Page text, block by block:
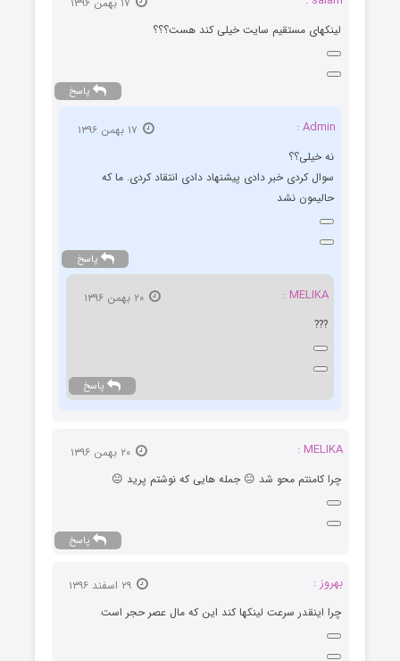
لینکهای مستقیم سایت خیلی کند هست؟؟؟
پاسخ
Admin :
نه خیلی؟؟
سوال کردی خبر دادی پیشنهاد دادی انتقاد کردی. ما که
حالیمون نشد
پاسخ
MELIKA :
???
پاسخ
MELIKA :
۲۰ بهمن ۱۳۹۶
چرا کامنتم محو شد 😐 جمله هایی که نوشتم پرید 😐
پاسخ
بهروز :
چرا اینقدر سرعت لینکها کند این که مال عصر حجر است